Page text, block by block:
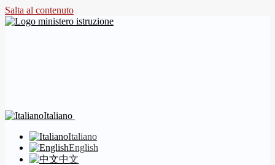
Salta al contenuto
Italiano
Italiano
English
中文